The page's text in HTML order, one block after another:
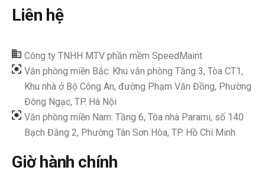
Liên hệ
Công ty TNHH MTV phần mềm SpeedMaint
Văn phòng miền Bắc: Khu văn phòng Tầng 3, Tòa CT1,
Khu nhà ở Bộ Công An, đường Phạm Văn Đồng, Phường
Đông Ngạc, TP. Hà Nội
Văn phòng miền Nam: Tầng 6, Tòa nhà Parami, số 140
Bạch Đằng 2, Phường Tân Sơn Hòa, TP. Hồ Chí Minh
Giờ hành chính